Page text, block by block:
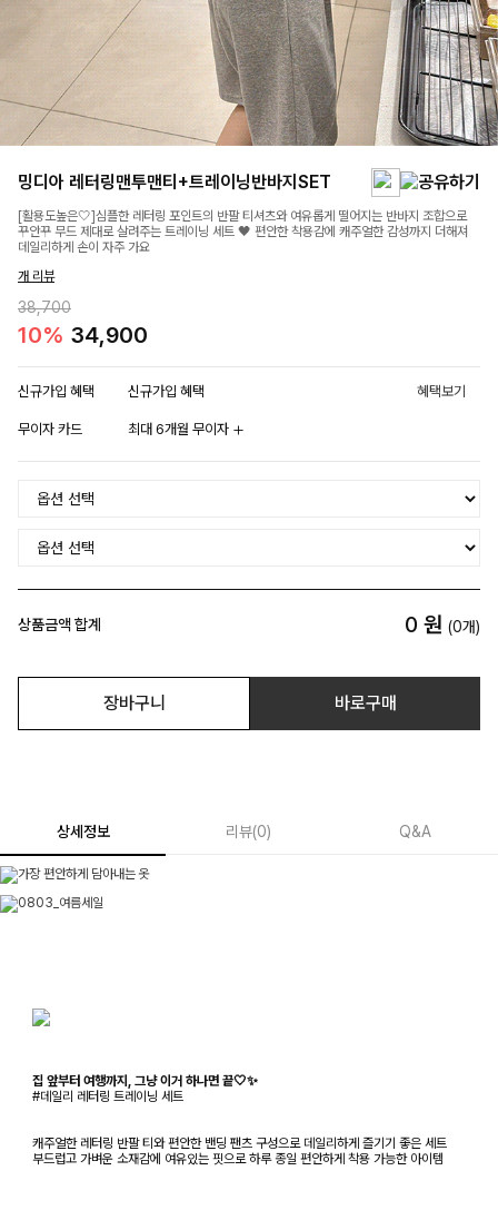
밍디아 레터링맨투맨티+트레이닝반바지SET
[활용도높은🤍]심플한 레터링 포인트의 반팔 티셔츠와 여유롭게 떨어지는 반바지 조합으로
꾸안꾸 무드 제대로 살려주는 트레이닝 세트 🖤 편안한 착용감에 캐주얼한 감성까지 더해져
데일리하게 손이 자주 가요
개 리뷰
38,700
10% 34,900
신규가입 혜택 신규가입 혜택 혜택보기
무이자 카드 최대 6개월 무이자
상품금액 합계 0 원 (0개)
장바구니 바로구매
상세정보 리뷰(0) Q&A
집 앞부터 여행까지, 그냥 이거 하나면 끝🤍✨
#데일리 레터링 트레이닝 세트
캐주얼한 레터링 반팔 티와 편안한 밴딩 팬츠 구성으로 데일리하게 즐기기 좋은 세트
부드럽고 가벼운 소재감에 여유있는 핏으로 하루 종일 편안하게 착용 가능한 아이템